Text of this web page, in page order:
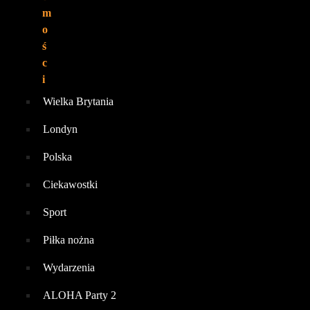
m
o
ś
c
i
Wielka Brytania
Londyn
Polska
Ciekawostki
Sport
Piłka nożna
Wydarzenia
ALOHA Party 2